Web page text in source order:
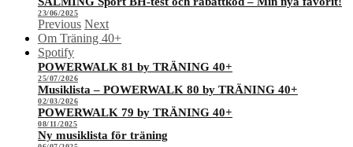
23/06/2025
Previous Next
Om Träning 40+
Spotify
POWERWALK 81 by TRÄNING 40+
25/07/2026
Musiklista – POWERWALK 80 by TRÄNING 40+
02/03/2026
POWERWALK 79 by TRÄNING 40+
08/11/2025
Ny musiklista för träning